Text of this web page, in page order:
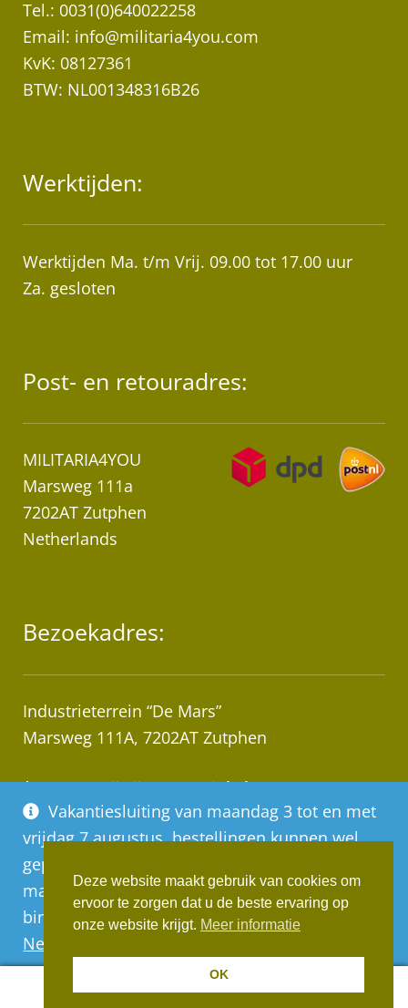
Vakantiesluiting van maandag 3 tot en met
vrijdag 7 augustus, bestellingen kunnen wel
geplaatst worden, deze worden vanaf
maandag 10 augustus op volgorde van
binnenkomst verwerkt
Negeren
Tel.: 0031(0)640022258
Email: info@militaria4you.com
KvK: 08127361
BTW: NL001348316B26
Werktijden:
Werktijden Ma. t/m Vrij. 09.00 tot 17.00 uur
Za. gesloten
Post- en retouradres:
MILITARIA4YOU
Marsweg 111a
7202AT Zutphen
Netherlands
Bezoekadres:
Industrieterrein “De Mars”
Marsweg 111A, 7202AT Zutphen
* Let op! Wij zijn geen winkel!
Afhalen van bestellingen op afspraak!
Realisatie:
0
Deze website maakt gebruik van cookies om
ervoor te zorgen dat u de beste ervaring op
onze website krijgt. Meer informatie
OK